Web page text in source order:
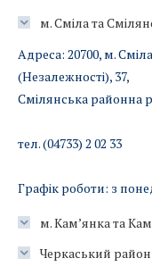
м. Сміла та
Адреса: 20700, м.
(Незалежності), 37,
Смілянська районна
тел. (04733) 2 02 33
Графік роботи: з
м. Кам’янка та
Черкаський район